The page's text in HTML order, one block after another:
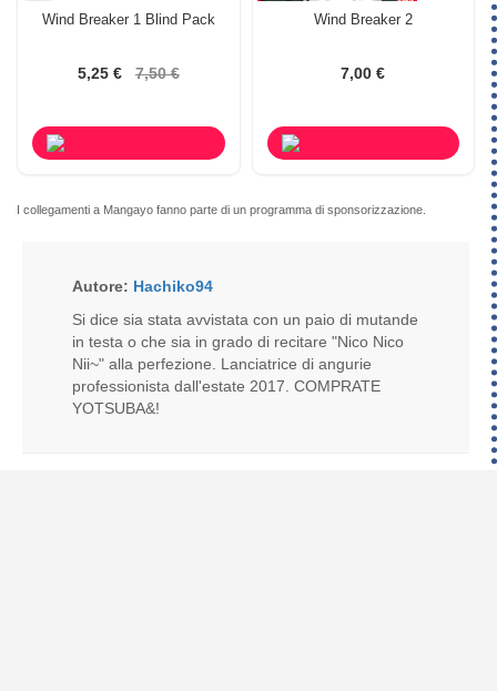
Wind Breaker 1 Blind Pack
5,25 € 7,50 €
Wind Breaker 2
7,00 €
I collegamenti a Mangayo fanno parte di un programma di sponsorizzazione.
Autore: Hachiko94
Si dice sia stata avvistata con un paio di mutande
in testa o che sia in grado di recitare "Nico Nico
Nii~" alla perfezione. Lanciatrice di angurie
professionista dall'estate 2017. COMPRATE
YOTSUBA&!